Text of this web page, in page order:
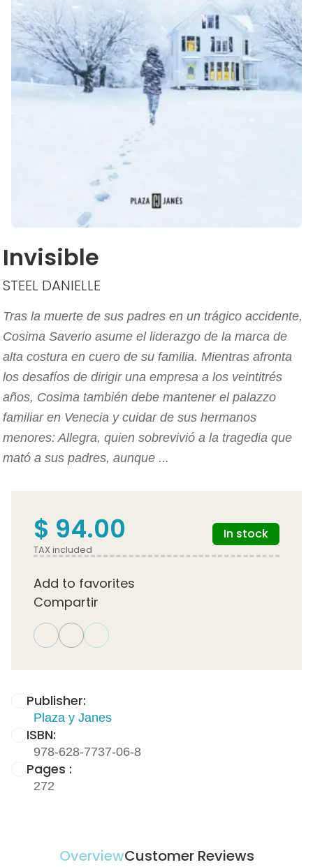
Invisible
STEEL DANIELLE
Tras la muerte de sus padres en un trágico accidente,
Cosima Saverio asume el liderazgo de la marca de
alta costura en cuero de su familia. Mientras afronta
los desafíos de dirigir una empresa a los veintitrés
años, Cosima también debe mantener el palazzo
familiar en Venecia y cuidar de sus hermanos
menores: Allegra, quien sobrevivió a la tragedia que
mató a sus padres, aunque ...
Publisher:
Plaza y Janes
ISBN:
978-628-7737-06-8
Pages :
272
$ 94.00
TAX included
In stock
Add to favorites
Compartir
OverviewCustomer Reviews